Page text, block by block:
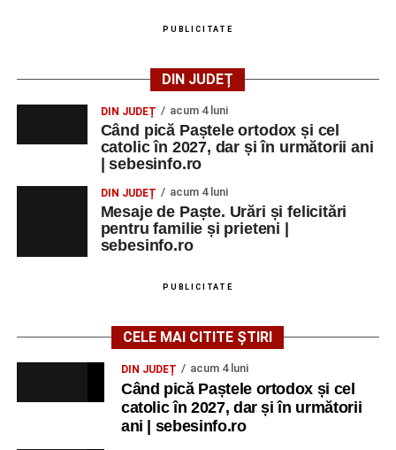
PUBLICITATE
DIN JUDEȚ
DIN JUDEȚ acum 4 luni
Când pică Paștele ortodox și cel
catolic în 2027, dar și în următorii ani
| sebesinfo.ro
DIN JUDEȚ acum 4 luni
Mesaje de Paște. Urări și felicitări
pentru familie și prieteni |
sebesinfo.ro
PUBLICITATE
CELE MAI CITITE ȘTIRI
DIN JUDEȚ acum 4 luni
Când pică Paștele ortodox și cel
catolic în 2027, dar și în următorii
ani | sebesinfo.ro